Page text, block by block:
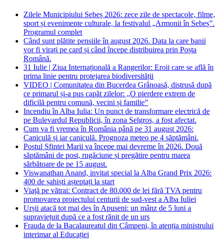
Zilele Municipiului Sebeș 2026: zece zile de spectacole, filme,
sport și evenimente culturale, la festivalul „Armonii în Sebeș”.
Programul complet
Când sunt plătite pensiile în august 2026. Data la care banii
vor fi virați pe card și când începe distribuirea prin Poșta
Română.
31 Iulie | Ziua Internațională a Rangerilor: Eroii care se află în
prima linie pentru protejarea biodiversității
VIDEO | Comunitatea din Bucerdea Grânoasă, distrusă după
ce primarul și-a pus capăt zilelor: „O pierdere extrem de
dificilă pentru comună, vecini și familie”
Incendiu în Alba Iulia: Un punct de transformare electrică de
pe Bulevardul Republicii, în zona Selgros, a fost afectat.
Cum va fi vremea în România până pe 31 august 2026:
Caniculă și iar caniculă. Prognoza meteo pe 4 săptămâni.
Postul Sfintei Marii va începe mai devreme în 2026. Două
săptămâni de post, rugăciune și pregătire pentru marea
sărbătoare de pe 15 august.
Viswanathan Anand, invitat special la Alba Grand Prix 2026:
400 de șahiști așteptați la start
Viață pe vătrai: Contract de 80.000 de lei fără TVA pentru
promovarea proiectului centurii de sud-vest a Alba Iuliei
Urșii atacă tot mai des în Apuseni: un mânz de 5 luni a
supraviețuit după ce a fost rănit de un urs
Frauda de la Bacalaureatul din Câmpeni, în atenția ministrului
interimar al Educației